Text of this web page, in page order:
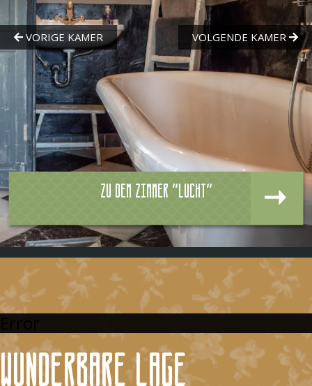
Zu dem zimmer "Lucht"
Wunderbare Lage